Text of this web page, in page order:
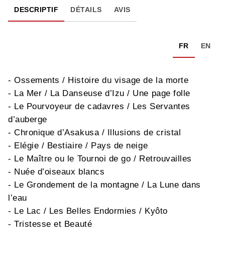
DESCRIPTIF DÉTAILS AVIS
FR EN
- Ossements / Histoire du visage de la morte
- La Mer / La Danseuse d’Izu / Une page folle
- Le Pourvoyeur de cadavres / Les Servantes
d’auberge
- Chronique d’Asakusa / Illusions de cristal
- Elégie / Bestiaire / Pays de neige
- Le Maître ou le Tournoi de go / Retrouvailles
- Nuée d’oiseaux blancs
- Le Grondement de la montagne / La Lune dans
l’eau
- Le Lac / Les Belles Endormies / Kyôto
- Tristesse et Beauté